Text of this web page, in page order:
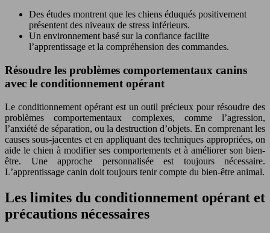
Des études montrent que les chiens éduqués positivement
présentent des niveaux de stress inférieurs.
Un environnement basé sur la confiance facilite
l’apprentissage et la compréhension des commandes.
Résoudre les problèmes comportementaux canins
avec le conditionnement opérant
Le conditionnement opérant est un outil précieux pour résoudre des
problèmes comportementaux complexes, comme l’agression,
l’anxiété de séparation, ou la destruction d’objets. En comprenant les
causes sous-jacentes et en appliquant des techniques appropriées, on
aide le chien à modifier ses comportements et à améliorer son bien-
être. Une approche personnalisée est toujours nécessaire.
L’apprentissage canin doit toujours tenir compte du bien-être animal.
Les limites du conditionnement opérant et
précautions nécessaires